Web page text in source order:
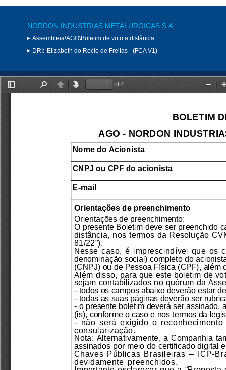
NORDON INDUSTRIAS METALURGICAS S.A.
Assembleia\AGO\Boletim de voto a distância
DRI: Elizabeth do Rocio de Freitas - (FCA V1)